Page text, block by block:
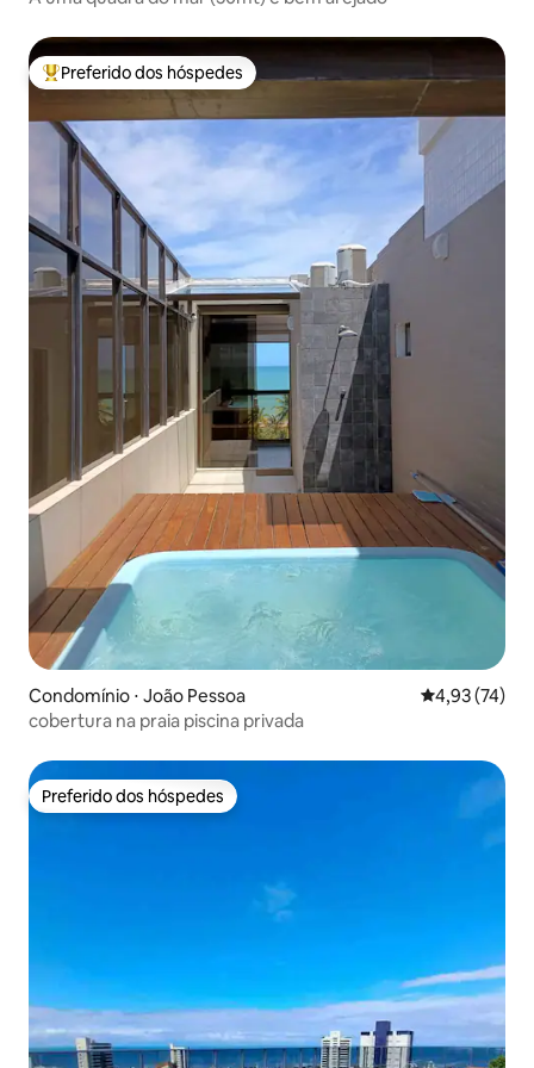
Entre os melhores preferidos dos hóspedes
Preferido dos hóspedes
Condomínio ⋅ João Pessoa 4,93 de uma
4,93 (74)
cobertura na praia piscina privada
Preferido dos hóspedes
Preferido dos hóspedes